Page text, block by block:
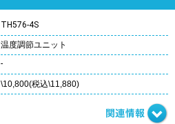
TH576-4S
温度調節ユニット
-
\10,800(税込\11,880)